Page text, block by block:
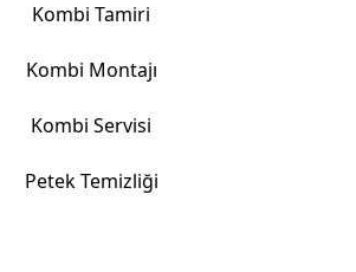
Kombi Tamiri
Kombi Montajı
Kombi Servisi
Petek Temizliği